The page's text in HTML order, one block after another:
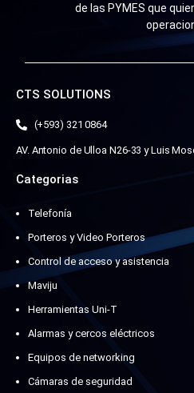
de las PYMES que
CTS SOLUTIONS
(+593) 321 0864
AV. Antonio de Ulloa N26-33 y Luis
Categorias
Telefonía
Porteros y Video Porteros
Control de acceso y asistencia
Maviju
Herramientas Uni-T
Alarmas y cercos eléctricos
Equipos de networking
Cámaras de seguridad